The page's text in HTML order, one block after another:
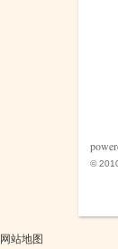
©
网站地图